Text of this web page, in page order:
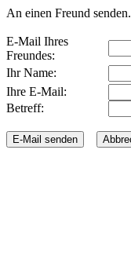
An einen Freund senden.
E-Mail Ihres
Freundes:
Ihr Name:
Ihre E-Mail:
Betreff: